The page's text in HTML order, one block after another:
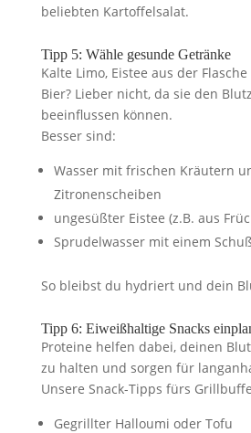
beliebten Kartoffelsalat.
Tipp 5: Wähle gesunde Getränke
Kalte Limo, Eistee aus der
Bier? Lieber nicht, da sie den
beeinflussen können.
Besser sind:
Wasser mit frischen Kräutern
Zitronenscheiben
ungesüßter Eistee (z.B. aus
Sprudelwasser mit einem
So bleibst du hydriert und dein
Tipp 6: Eiweißhaltige Snacks
Proteine helfen dabei, deinen
zu halten und sorgen für
Unsere Snack-Tipps fürs
Gegrillter Halloumi oder Tofu